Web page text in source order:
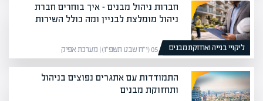
ליקויי בנייה ואחזקת מבנים
חברות ניהול מבנים – איך בוחרים חברת
ניהול מומלצת לבניין ומה כולל השירות
05/02/26 (י״ח שבט תשפ״ו) | מערכת אפיק
התמודדות עם אתגרים נפוצים בניהול
ותחזוקת מבנים